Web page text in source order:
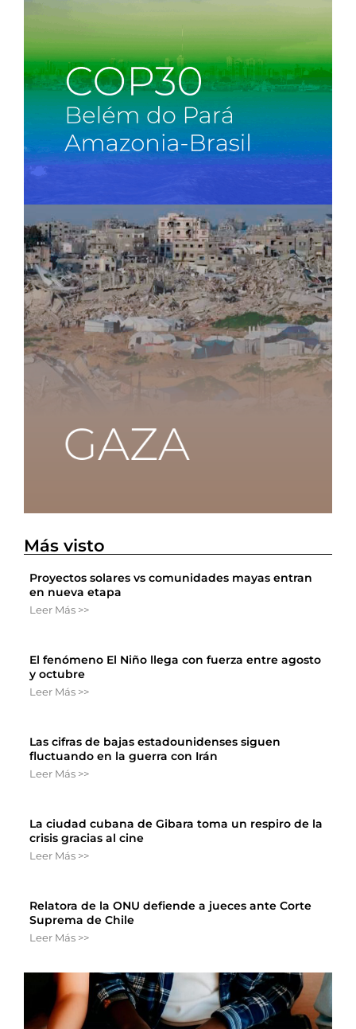
Más visto
Proyectos solares vs comunidades mayas entran
en nueva etapa
Leer Más >>
El fenómeno El Niño llega con fuerza entre agosto
y octubre
Leer Más >>
Las cifras de bajas estadounidenses siguen
fluctuando en la guerra con Irán
Leer Más >>
La ciudad cubana de Gibara toma un respiro de la
crisis gracias al cine
Leer Más >>
Relatora de la ONU defiende a jueces ante Corte
Suprema de Chile
Leer Más >>